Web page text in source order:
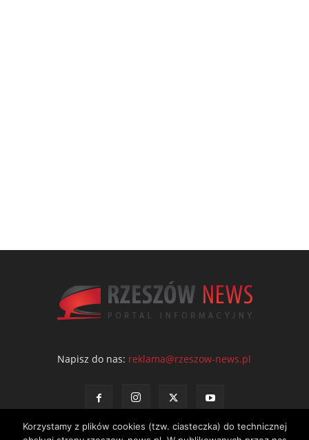
Napisz do nas: reklama@rzeszow-news.pl
Korzystamy z plików cookies (tzw. ciasteczka) do technicznej